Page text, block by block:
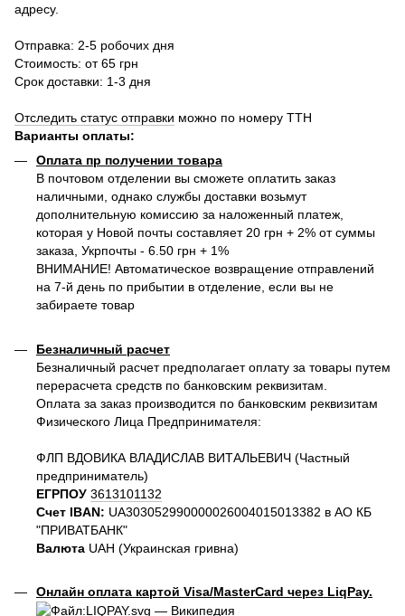
адресу.
Отправка: 2-5 робочих дня
Стоимость: от 65 грн
Срок доставки: 1-3 дня
Отследить статус отправки можно по номеру ТТН
Варианты оплаты:
Оплата пр получении товара
В почтовом отделении вы сможете оплатить заказ
наличными, однако службы доставки возьмут
дополнительную комиссию за наложенный платеж,
которая у Новой почты составляет 20 грн + 2% от суммы
заказа, Укрпочты - 6.50 грн + 1%
ВНИМАНИЕ! Автоматическое возвращение отправлений
на 7-й день по прибытии в отделение, если вы не
забираете товар
Безналичный расчет
Безналичный расчет предполагает оплату за товары путем
перерасчета средств по банковским реквизитам.
Оплата за заказ производится по банковским реквизитам
Физического Лица Предпринимателя:
ФЛП ВДОВИКА ВЛАДИСЛАВ ВИТАЛЬЕВИЧ (Частный
предприниматель)
ЕГРПОУ 3613101132
Счет IBAN: UA303052990000026004015013382 в АО КБ
"ПРИВАТБАНК"
Валюта UAH (Украинская гривна)
Онлайн оплата картой Visa/MasterCard через LiqPay.